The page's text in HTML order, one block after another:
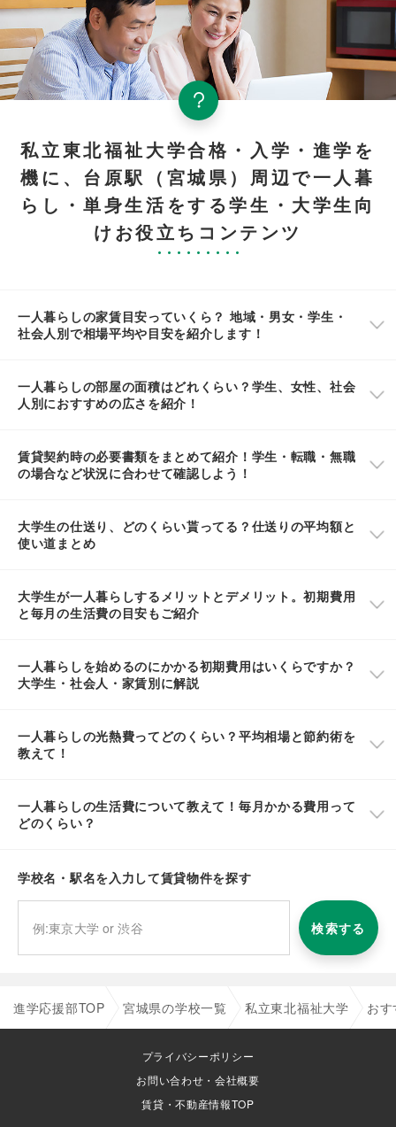
私立東北福祉大学合格・入学・進学を
機に、台原駅（宮城県）周辺で一人暮
らし・単身生活をする学生・大学生向
けお役立ちコンテンツ
一人暮らしの家賃目安っていくら？ 地域・男女・学生・
社会人別で相場平均や目安を紹介します！
一人暮らしの部屋の面積はどれくらい？学生、女性、社会
人別におすすめの広さを紹介！
賃貸契約時の必要書類をまとめて紹介！学生・転職・無職
の場合など状況に合わせて確認しよう！
大学生の仕送り、どのくらい貰ってる？仕送りの平均額と
使い道まとめ
大学生が一人暮らしするメリットとデメリット。初期費用
と毎月の生活費の目安もご紹介
一人暮らしを始めるのにかかる初期費用はいくらですか？
大学生・社会人・家賃別に解説
一人暮らしの光熱費ってどのくらい？平均相場と節約術を
教えて！
一人暮らしの生活費について教えて！毎月かかる費用って
どのくらい？
学校名・駅名を入力して賃貸物件を探す
検索する
進学応援部TOP 宮城県の学校一覧 私立東北福祉大学 お
プライバシーポリシー
お問い合わせ・会社概要
賃貸・不動産情報TOP